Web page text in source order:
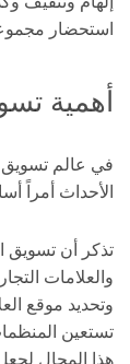
استحضار
أهمية
في عالم تسويق
الأحداث أمراً
تذكر أن تسويق
والعلامات
وتحديد موقع
تستعين
هذا المجال